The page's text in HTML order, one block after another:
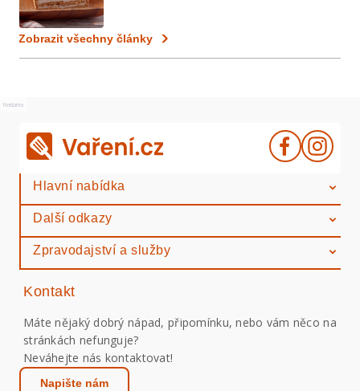
Zobrazit všechny články
Reklama
Hlavní nabídka
Další odkazy
Zpravodajství a služby
Kontakt
Máte nějaký dobrý nápad, připomínku, nebo vám něco na
stránkách nefunguje?
Neváhejte nás kontaktovat!
Napište nám